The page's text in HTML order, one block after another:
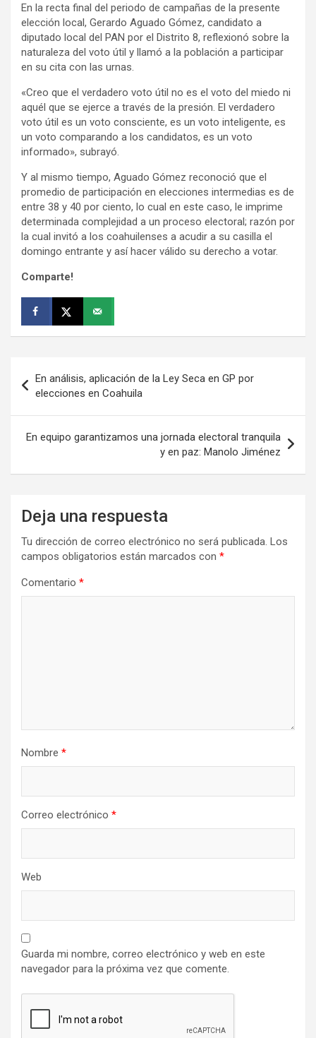
En la recta final del periodo de campañas de la presente
elección local, Gerardo Aguado Gómez, candidato a
diputado local del PAN por el Distrito 8, reflexionó sobre la
naturaleza del voto útil y llamó a la población a participar
en su cita con las urnas.
«Creo que el verdadero voto útil no es el voto del miedo ni
aquél que se ejerce a través de la presión. El verdadero
voto útil es un voto consciente, es un voto inteligente, es
un voto comparando a los candidatos, es un voto
informado», subrayó.
Y al mismo tiempo, Aguado Gómez reconoció que el
promedio de participación en elecciones intermedias es de
entre 38 y 40 por ciento, lo cual en este caso, le imprime
determinada complejidad a un proceso electoral; razón por
la cual invitó a los coahuilenses a acudir a su casilla el
domingo entrante y así hacer válido su derecho a votar.
Comparte!
de
entradas
En análisis, aplicación de la Ley Seca en GP por
elecciones en Coahuila
En equipo garantizamos una jornada electoral tranquila
y en paz: Manolo Jiménez
Deja una respuesta
Tu dirección de correo electrónico no será publicada. Los
campos obligatorios están marcados con *
Comentario *
Nombre *
Correo electrónico *
Web
Guarda mi nombre, correo electrónico y web en este
navegador para la próxima vez que comente.